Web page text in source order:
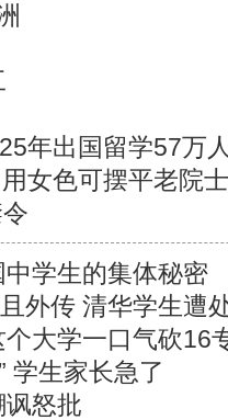
年出国留学57万
女色可摆平老院士
学生的集体秘密
外传 清华学生遭
大学一口气砍16
学生家长急了
怒批